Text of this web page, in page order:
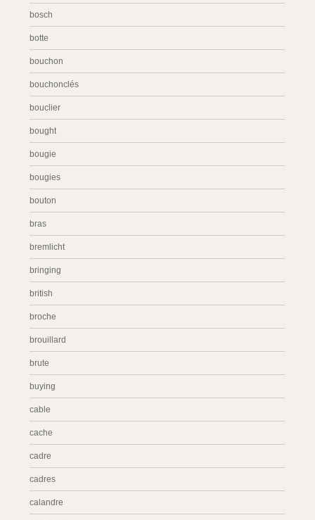
bosch
botte
bouchon
bouchonclés
bouclier
bought
bougie
bougies
bouton
bras
bremlicht
bringing
british
broche
brouillard
brute
buying
cable
cache
cadre
cadres
calandre